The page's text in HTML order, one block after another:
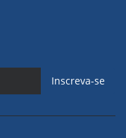
Inscreva-se